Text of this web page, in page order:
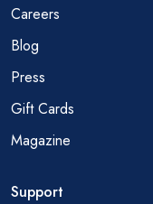
Careers
Blog
Press
Gift Cards
Magazine
Support